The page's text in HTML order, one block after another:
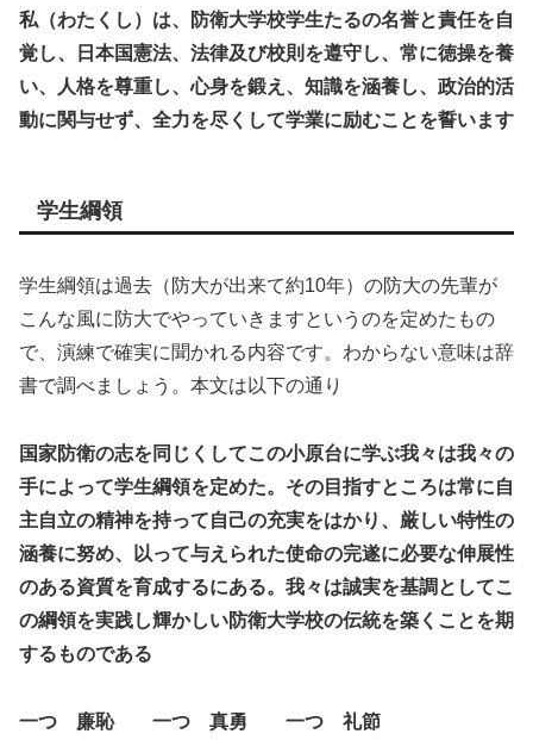
私（わたくし）は、防衛大学校学生たるの名誉と責任を自
覚し、日本国憲法、法律及び校則を遵守し、常に徳操を養
い、人格を尊重し、心身を鍛え、知識を涵養し、政治的活
動に関与せず、全力を尽くして学業に励むことを誓います
学生綱領
学生綱領は過去（防大が出来て約10年）の防大の先輩が
こんな風に防大でやっていきますというのを定めたもの
で、演練で確実に聞かれる内容です。わからない意味は辞
書で調べましょう。本文は以下の通り
国家防衛の志を同じくしてこの小原台に学ぶ我々は我々の
手によって学生綱領を定めた。その目指すところは常に自
主自立の精神を持って自己の充実をはかり、厳しい特性の
涵養に努め、以って与えられた使命の完遂に必要な伸展性
のある資質を育成するにある。我々は誠実を基調としてこ
の綱領を実践し輝かしい防衛大学校の伝統を築くことを期
するものである
一つ 廉恥 一つ 真勇 一つ 礼節